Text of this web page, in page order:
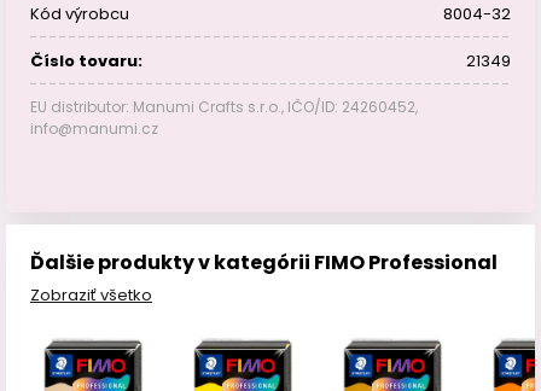
Kód výrobcu 8004-32
Číslo tovaru: 21349
EU distributor: Manumi Crafts s.r.o., IČO/ID: 24260452,
info@manumi.cz
Ďalšie produkty v kategórii FIMO Professional
Zobraziť všetko